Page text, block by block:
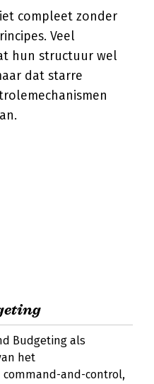
compleet zonder
Veel
hun structuur wel
dat starre
Budgeting als
het
command-and-control,